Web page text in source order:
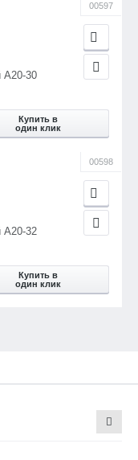
00597
А20-30
Купить в
один клик
00598
А20-32
Купить в
один клик